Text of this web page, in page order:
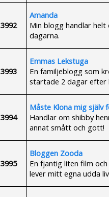
3992
Amanda
Min blogg handlar
dagarna.
3993
Emmas Lekstuga
En familjeblogg som
startade 2 dagar efter
3994
Måste Klona mig själv
Handlar om shibby
annat smått och gott!
3995
Bloggen Zooda
En fjantig liten film
lever mitt egna udda